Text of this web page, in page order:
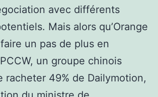
avec différents
Mais alors qu’Orange
faire un pas de plus en
un groupe chinois
racheter 49% de Dailymotion,